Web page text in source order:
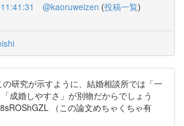
@kaoruweizen (投稿一覧)
研究が示すように、結婚相談所では「一
成婚しやすさ」が別物だからでしょう
（この論文めちゃくちゃ有